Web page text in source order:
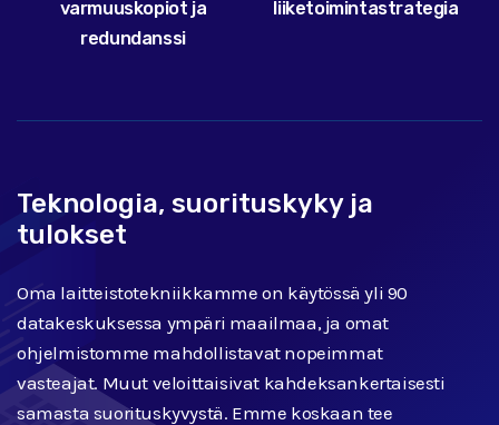
varmuuskopiot ja
redundanssi
liiketoimintastrategia
Teknologia, suorituskyky ja
tulokset
Oma laitteistotekniikkamme on käytössä yli 90
datakeskuksessa ympäri maailmaa, ja omat
ohjelmistomme mahdollistavat nopeimmat
vasteajat. Muut veloittaisivat kahdeksankertaisesti
samasta suorituskyvystä. Emme koskaan tee